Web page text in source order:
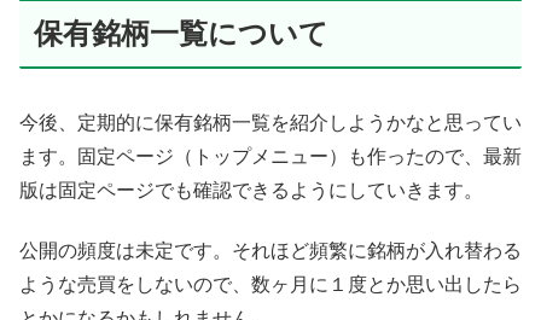
保有銘柄一覧について
今後、定期的に保有銘柄一覧を紹介しようかなと思ってい
ます。固定ページ（トップメニュー）も作ったので、最新
版は固定ページでも確認できるようにしていきます。
公開の頻度は未定です。それほど頻繁に銘柄が入れ替わる
ような売買をしないので、数ヶ月に１度とか思い出したら